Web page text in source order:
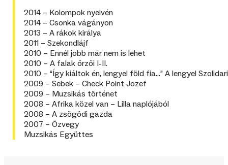
2014 – Kolompok nyelvén
2014 – Csonka vágányon
2013 – A rákok királya
2011 – Szekondlájf
2010 – Ennél jobb már nem is lehet
2010 – A falak őrzői I-II.
2010 – “Így kiáltok én, lengyel föld fia…” A lengyel
2009 – Sebek – Check Point Jozef
2009 – Muzsikás történet
2008 – Afrika közel van – Lilla naplójából
2008 – A zsögödi gazda
2007 – Özvegy
Muzsikás Együttes